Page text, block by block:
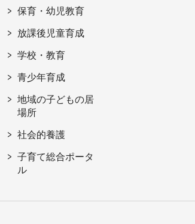
保育・幼児教育
放課後児童育成
学校・教育
青少年育成
地域の子どもの居
場所
社会的養護
子育て総合ポータ
ル